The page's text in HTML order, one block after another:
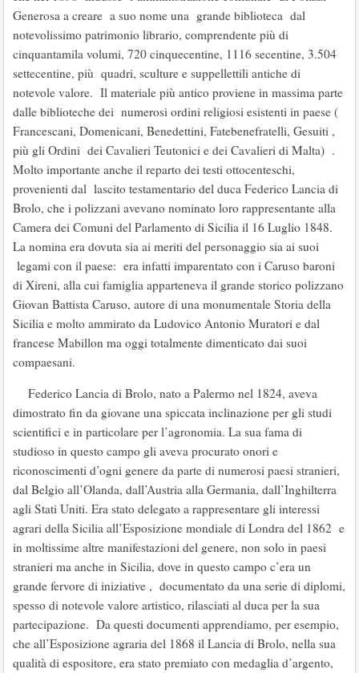
Generosa a creare a suo nome una grande biblioteca dal
notevolissimo patrimonio librario, comprendente più di
cinquantamila volumi, 720 cinquecentine, 1116 secentine, 3.504
settecentine, più quadri, sculture e suppellettili antiche di
notevole valore. Il materiale più antico proviene in massima parte
dalle biblioteche dei numerosi ordini religiosi esistenti in paese (
Francescani, Domenicani, Benedettini, Fatebenefratelli, Gesuiti ,
più gli Ordini dei Cavalieri Teutonici e dei Cavalieri di Malta) .
Molto importante anche il reparto dei testi ottocenteschi,
provenienti dal lascito testamentario del duca Federico Lancia di
Brolo, che i polizzani avevano nominato loro rappresentante alla
Camera dei Comuni del Parlamento di Sicilia il 16 Luglio 1848.
La nomina era dovuta sia ai meriti del personaggio sia ai suoi
legami con il paese: era infatti imparentato con i Caruso baroni
di Xireni, alla cui famiglia apparteneva il grande storico polizzano
Giovan Battista Caruso, autore di una monumentale Storia della
Sicilia e molto ammirato da Ludovico Antonio Muratori e dal
francese Mabillon ma oggi totalmente dimenticato dai suoi
compaesani.
Federico Lancia di Brolo, nato a Palermo nel 1824, aveva
dimostrato fin da giovane una spiccata inclinazione per gli studi
scientifici e in particolare per l’agronomia. La sua fama di
studioso in questo campo gli aveva procurato onori e
riconoscimenti d’ogni genere da parte di numerosi paesi stranieri,
dal Belgio all’Olanda, dall’Austria alla Germania, dall’Inghilterra
agli Stati Uniti. Era stato delegato a rappresentare gli interessi
agrari della Sicilia all’Esposizione mondiale di Londra del 1862 e
in moltissime altre manifestazioni del genere, non solo in paesi
stranieri ma anche in Sicilia, dove in questo campo c’era un
grande fervore di iniziative , documentato da una serie di diplomi,
spesso di notevole valore artistico, rilasciati al duca per la sua
partecipazione. Da questi documenti apprendiamo, per esempio,
che all’Esposizione agraria del 1868 il Lancia di Brolo, nella sua
qualità di espositore, era stato premiato con medaglia d’argento,